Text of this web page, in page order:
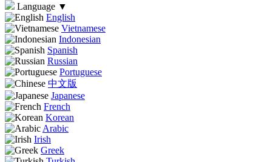
Language ▼
English
Vietnamese
Indonesian
Spanish
Russian
Portuguese
中文版
Japanese
French
Korean
Arabic
Irish
Greek